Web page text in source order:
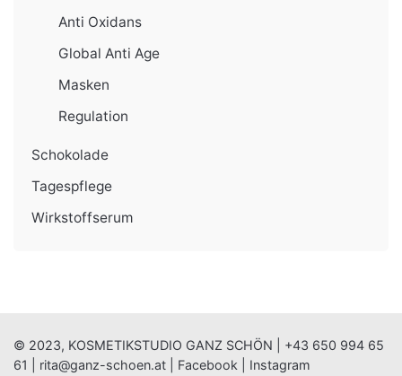
Anti Oxidans
Global Anti Age
Masken
Regulation
Schokolade
Tagespflege
Wirkstoffserum
© 2023, KOSMETIKSTUDIO GANZ SCHÖN | +43 650 994 65
61
rita@ganz-schoen.at Facebook Instagram